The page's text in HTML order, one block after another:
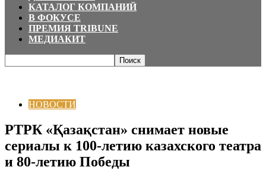
КАТАЛОГ КОМПАНИЙ
В ФОКУСЕ
ПРЕМИЯ TRIBUNE
МЕДИАКИТ
НОВОСТИ
РТРК «Қазақстан» снимает новые
сериалы к 100-летию казахского театра
и 80-летию Победы